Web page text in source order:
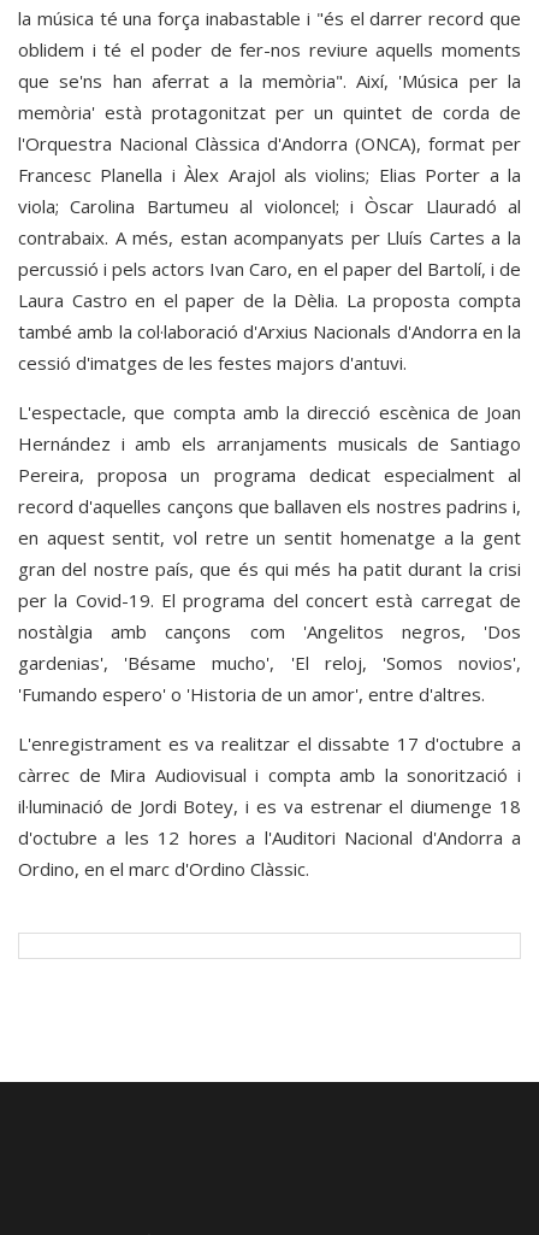
la música té una força inabastable i "és el darrer record que
oblidem i té el poder de fer-nos reviure aquells moments
que se'ns han aferrat a la memòria". Així, 'Música per la
memòria' està protagonitzat per un quintet de corda de
l'Orquestra Nacional Clàssica d'Andorra (ONCA), format per
Francesc Planella i Àlex Arajol als violins; Elias Porter a la
viola; Carolina Bartumeu al violoncel; i Òscar Llauradó al
contrabaix. A més, estan acompanyats per Lluís Cartes a la
percussió i pels actors Ivan Caro, en el paper del Bartolí, i de
Laura Castro en el paper de la Dèlia. La proposta compta
també amb la col·laboració d'Arxius Nacionals d'Andorra en la
cessió d'imatges de les festes majors d'antuvi.
L'espectacle, que compta amb la direcció escènica de Joan
Hernández i amb els arranjaments musicals de Santiago
Pereira, proposa un programa dedicat especialment al
record d'aquelles cançons que ballaven els nostres padrins i,
en aquest sentit, vol retre un sentit homenatge a la gent
gran del nostre país, que és qui més ha patit durant la crisi
per la Covid-19. El programa del concert està carregat de
nostàlgia amb cançons com 'Angelitos negros, 'Dos
gardenias', 'Bésame mucho', 'El reloj, 'Somos novios',
'Fumando espero' o 'Historia de un amor', entre d'altres.
L'enregistrament es va realitzar el dissabte 17 d'octubre a
càrrec de Mira Audiovisual i compta amb la sonorització i
il·luminació de Jordi Botey, i es va estrenar el diumenge 18
d'octubre a les 12 hores a l'Auditori Nacional d'Andorra a
Ordino, en el marc d'Ordino Clàssic.